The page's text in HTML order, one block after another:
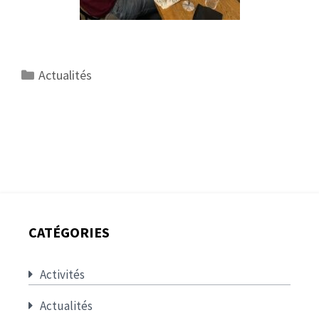
Catégories
Actualités
CATÉGORIES
Activités
Actualités